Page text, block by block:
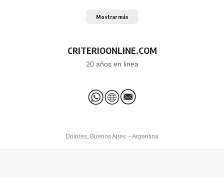
Mostrar más
CRITERIOONLINE.COM
20 años en linea
Dolores, Buenos Aires – Argentina